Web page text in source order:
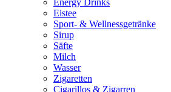
Energy Drinks
Eistee
Sport- & Wellnessgetränke
Sirup
Säfte
Milch
Wasser
Zigaretten
Cigarillos & Zigarren